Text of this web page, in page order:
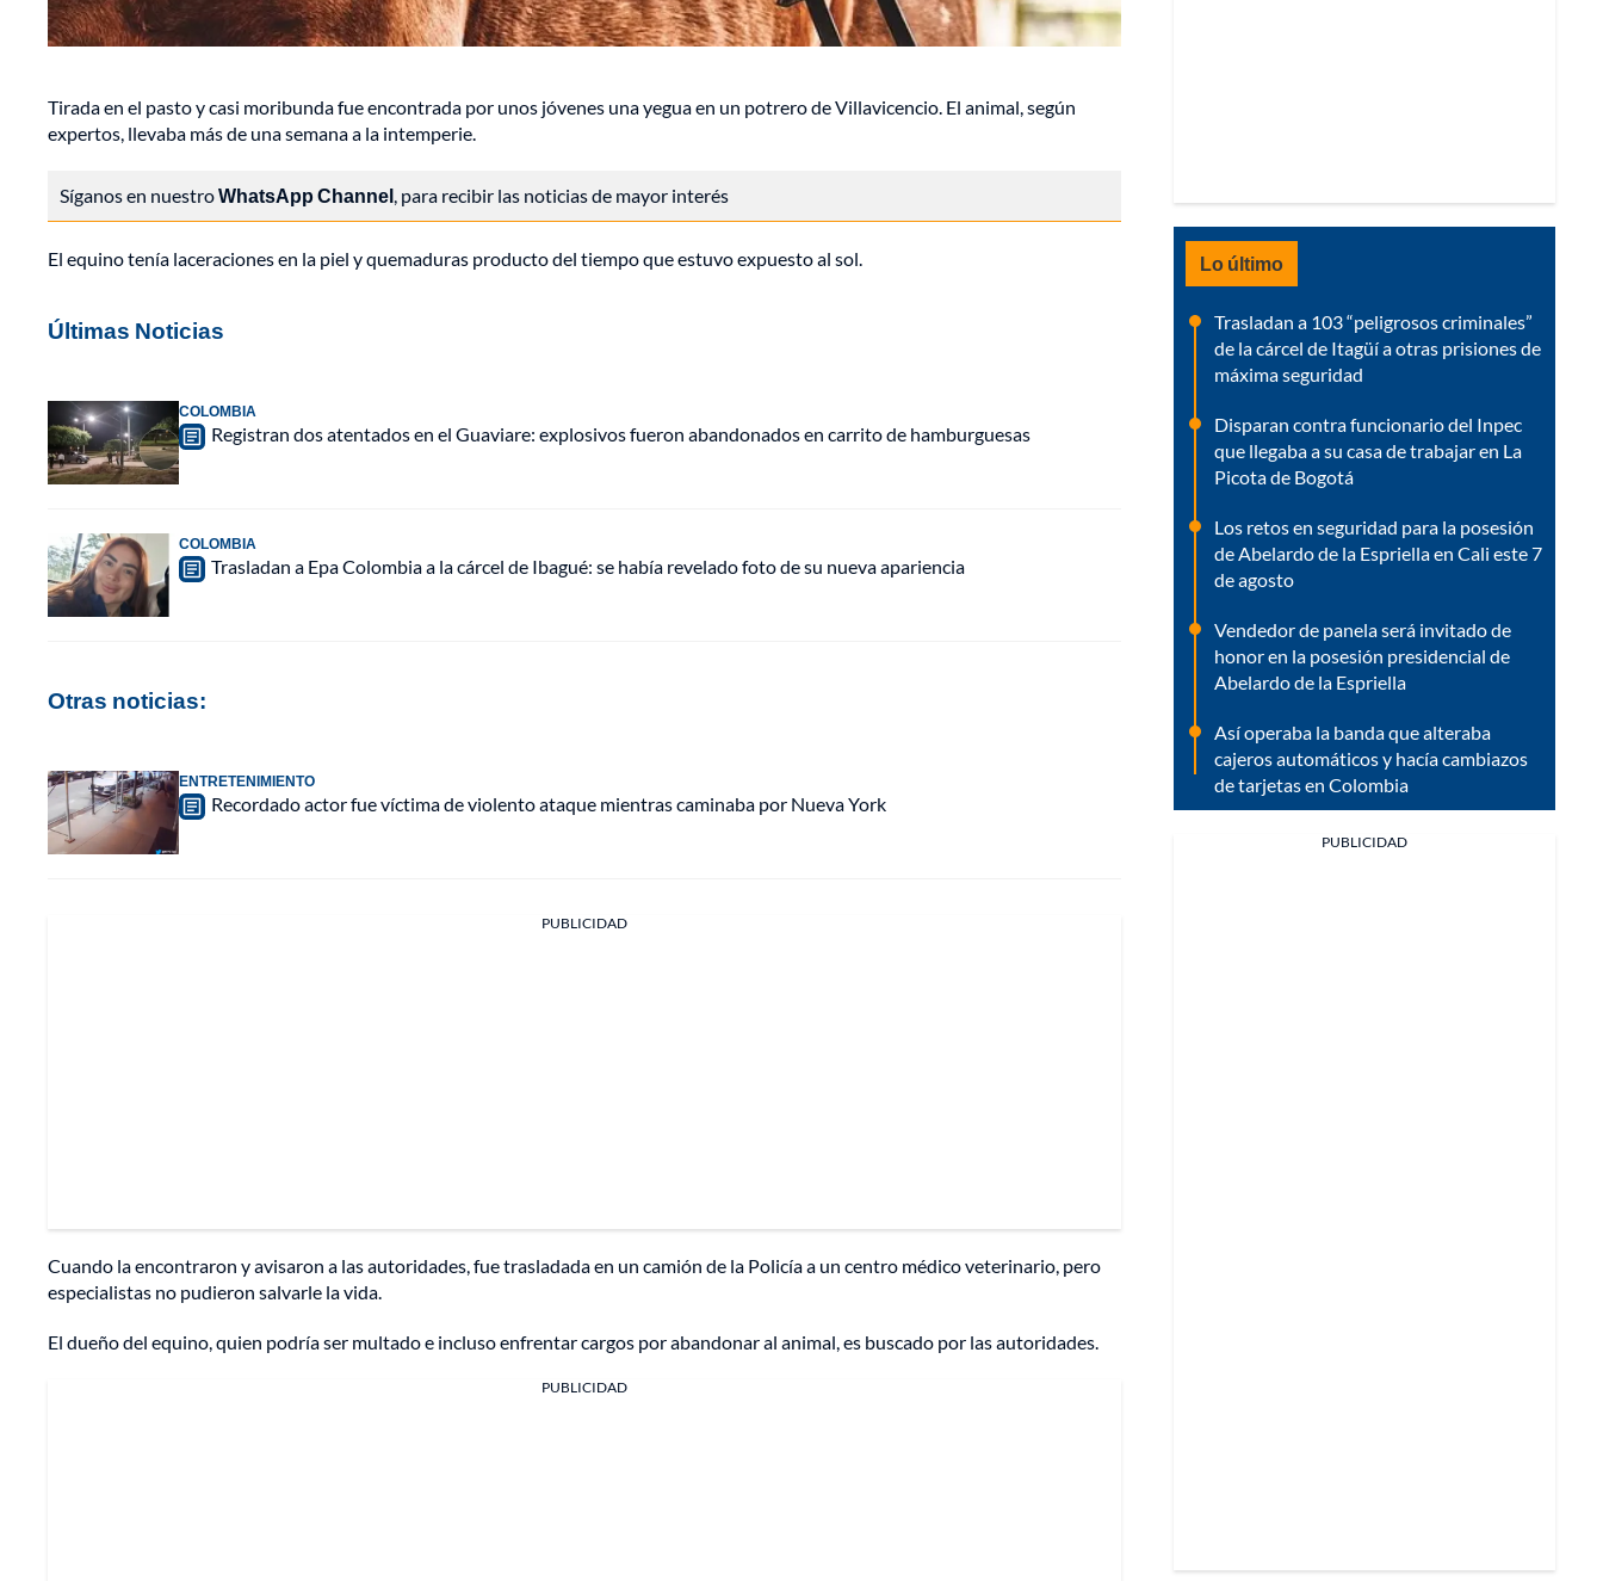
Tirada en el pasto y casi moribunda fue encontrada por unos jóvenes una yegua en un potrero de Villavicencio. El animal, según
expertos, llevaba más de una semana a la intemperie.
Síganos en nuestroWhatsApp Channel, para recibir las noticias de mayor interés
El equino tenía laceraciones en la piel y quemaduras producto del tiempo que estuvo expuesto al sol.
Últimas Noticias
COLOMBIA
Registran dos atentados en el Guaviare: explosivos fueron abandonados en carrito de hamburguesas
COLOMBIA
Trasladan a Epa Colombia a la cárcel de Ibagué: se había revelado foto de su nueva apariencia
Otras noticias:
ENTRETENIMIENTO
Recordado actor fue víctima de violento ataque mientras caminaba por Nueva York
PUBLICIDAD
Cuando la encontraron y avisaron a las autoridades, fue trasladada en un camión de la Policía a un centro médico veterinario, pero
especialistas no pudieron salvarle la vida.
El dueño del equino, quien podría ser multado e incluso enfrentar cargos por abandonar al animal, es buscado por las autoridades.
PUBLICIDAD
Lo último
Trasladan a 103 “peligrosos criminales”
de la cárcel de Itagüí a otras prisiones de
máxima seguridad
Disparan contra funcionario del Inpec
que llegaba a su casa de trabajar en La
Picota de Bogotá
Los retos en seguridad para la posesión
de Abelardo de la Espriella en Cali este 7
de agosto
Vendedor de panela será invitado de
honor en la posesión presidencial de
Abelardo de la Espriella
Así operaba la banda que alteraba
cajeros automáticos y hacía cambiazos
de tarjetas en Colombia
PUBLICIDAD